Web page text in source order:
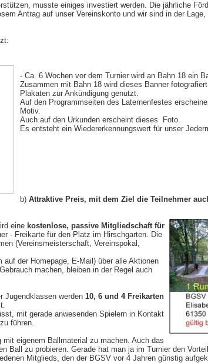
musste einiges investiert werden. Die jährliche
Antrag auf unser Vereinskonto und wir sind in der
- Ca. 6 Wochen vor dem Turnier wird an Bahn 18 ein
Zusammen mit Bahn 18 wird dieses Banner
Plakaten zur Ankündigung genutzt.
Auf den Programmseiten des Laternenfestes
Motiv.
Auch auf den Urkunden erscheint dieses Foto.
Es entsteht ein Wiedererkennungswert für unser
b) Attraktive Preis, mit dem Ziel die Teilnehmer
eine kostenlose, passive Mitgliedschaft für
- Freikarte für den Platz im Hirschgarten. Die
(Vereinsmeisterschaft, Vereinspokal,
der Homepage, E-Mail) über alle Aktionen
machen, bleiben in der Regel auch
Jugendklassen werden 10, 6 und 4 Freikarten
mit gerade anwesenden Spielern in Kontakt
führen.
mit eigenem Ballmaterial zu machen. Auch das
Ball zu probieren. Gerade hat man ja im Turnier den
Mitglieds, den der BGSV vor 4 Jahren günstig